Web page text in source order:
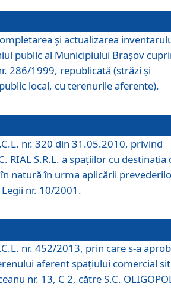
şi actualizarea
public al Municipiului Braşov
286/1999, republicată (străzi şi
local, cu terenurile aferente).
nr. 320 din 31.05.2010, privind
RIAL S.R.L. a spaţiilor cu destinaţia
natură în urma aplicării
nr. 10/2001.
nr. 452/2013, prin care s-a
aferent spaţiului comercial
nr. 13, C 2, către S.C.